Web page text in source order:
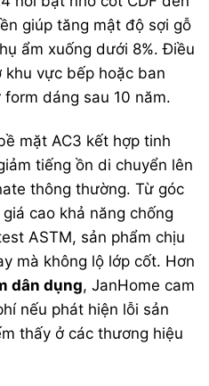
giúp tăng mật độ sợi gỗ
ẩm xuống dưới 8%. Điều
khu vực bếp hoặc ban
dáng sau 10 năm.
mặt AC3 kết hợp tinh
tiếng ồn di chuyển lên
thông thường. Từ góc
cao khả năng chống
ASTM, sản phẩm chịu
mà không lộ lớp cốt. Hơn
dân dụng, JanHome cam
nếu phát hiện lỗi sản
thấy ở các thương hiệu